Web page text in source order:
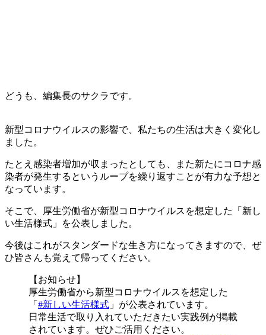
どうも、編集長のサクラです。
新型コロナウイルスの影響で、私たちの生活は大きく変化し
ました。
たとえ感染者増加が収まったとしても、また新たにコロナ感
染者が発生するというループを繰り返すことが有力な予想と
なっています。
そこで、厚生労働省が新型コロナウイルスを想定した「新し
い生活様式」を公表しました。
今後はこれがスタンダードな生き方になってきますので、ぜ
ひ皆さんも覚えて帰ってください。
【お知らせ】
厚生労働省から新型コロナウイルスを想定した
「 #新しい生活様式 」が公表されています。
日常生活で取り入れていただきたい実践例が掲載
されています。ぜひご活用ください。